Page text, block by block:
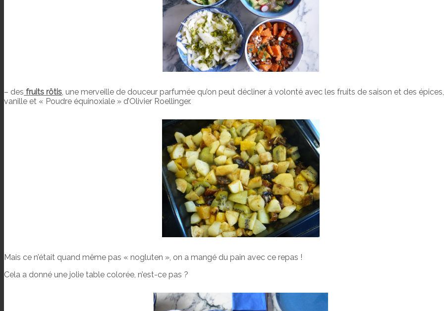
– des fruits rôtis , une merveille de douceur parfumée qu’on peut décliner à volonté avec les fruits de saison et des
vanille et « Poudre équinoxiale » d’Olivier Roellinger.
Mais ce n’était quand même pas « nogluten », on a mangé du pain avec ce repas !
Cela a donné une jolie table colorée, n’est-ce pas ?